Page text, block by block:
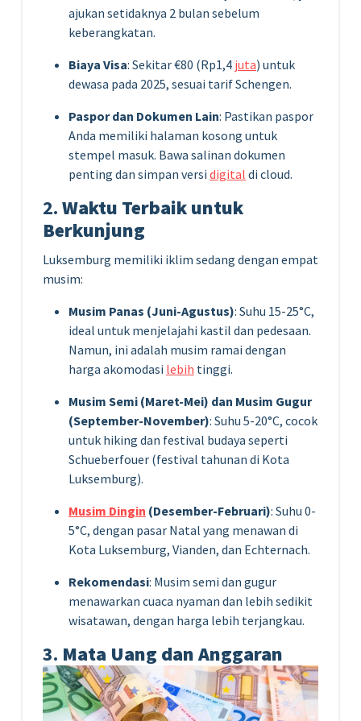
ajukan setidaknya 2 bulan sebelum
keberangkatan.
Biaya Visa: Sekitar €80 (Rp1,4 juta) untuk
dewasa pada 2025, sesuai tarif Schengen.
Paspor dan Dokumen Lain: Pastikan paspor
Anda memiliki halaman kosong untuk
stempel masuk. Bawa salinan dokumen
penting dan simpan versi digital di cloud.
2.Waktu Terbaik untuk
Berkunjung
Luksemburg memiliki iklim sedang dengan empat
musim:
Musim Panas (Juni-Agustus): Suhu 15-25°C,
ideal untuk menjelajahi kastil dan pedesaan.
Namun, ini adalah musim ramai dengan
harga akomodasi lebih tinggi.
Musim Semi (Maret-Mei) dan Musim Gugur
(September-November): Suhu 5-20°C, cocok
untuk hiking dan festival budaya seperti
Schueberfouer (festival tahunan di Kota
Luksemburg).
Musim Dingin (Desember-Februari): Suhu 0-
5°C, dengan pasar Natal yang menawan di
Kota Luksemburg, Vianden, dan Echternach.
Rekomendasi: Musim semi dan gugur
menawarkan cuaca nyaman dan lebih sedikit
wisatawan, dengan harga lebih terjangkau.
3. Mata Uang dan Anggaran